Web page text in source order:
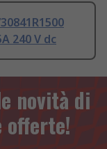
240 V dc
novità di
offerte!